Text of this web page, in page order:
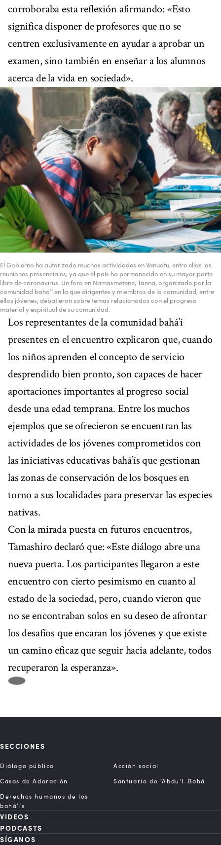
corroboraba esta reflexión afirmando: «Esto
significa disponer de profesores que no se
centren exclusivamente en ayudar a aprobar un
examen, sino también en enseñar a los alumnos
acerca de la vida en sociedad».
El Gobierno ha autorizado muchas actividades en Vanuatu, entre ellas las
reuniones presenciales, ya que el país ha permanecido en su mayor parte
libre de coronavirus. Un foro en Namasmetene, Tanna, organizado por la
comunidad bahá’í en la que dirigentes y miembros de la comunidad, entre
ellos jóvenes, debatieron sobre temas relacionados con el progreso
material y espiritual de su comunidad.
Los representantes de la comunidad bahá’í
presentes en el encuentro explicaron que, cuando
los niños aprenden el concepto de servicio
desprendido bien pronto, son capaces de hacer
aportaciones importantes al progreso social
desde una edad temprana. Entre los muchos
ejemplos que se ofrecieron se encuentran las
actividades de los jóvenes comprometidos con
las iniciativas educativas bahá’ís que gestionan
las zonas de conservación de los bosques en
torno a sus localidades para preservar las especies
nativas.
Con la mirada puesta en futuros encuentros,
Tamashiro declaró que: «Este diálogo abre una
nueva puerta. Los participantes llegaron a este
encuentro con cierto pesimismo en cuanto al
estado de la sociedad, pero, cuando vieron que
no se encontraban solos en su deseo de afrontar
los desafíos que encaran los jóvenes y que existe
un camino eficaz que seguir hacia adelante, todos
recuperaron la esperanza».
SECCIONES
Diálogo público
Acción social
Casas de Adoración
Santuario de ‘Abdu’l-Bahá
Derechos humanos de los
bahá’ís
VIDEOS
PODCASTS
SÍGANOS